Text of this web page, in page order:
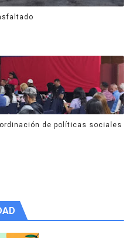
de políticas sociales